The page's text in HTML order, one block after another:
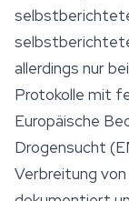
allerdings nur
Protokolle mit
Europäische
Drogensucht
Verbreitung